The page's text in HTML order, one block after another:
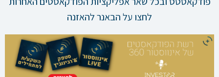
לחצו על הבאנר להאזנה